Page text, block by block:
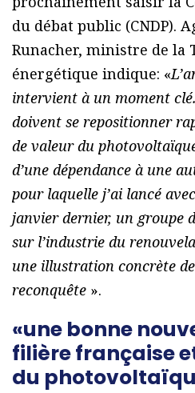
du débat public (CNDP).
Runacher, ministre de la
énergétique indique: «
intervient à un moment
doivent se repositionner
de valeur du
d’une dépendance à une
pour laquelle j’ai lancé
janvier dernier, un groupe
sur l’industrie du
une illustration concrète
reconquête ».
«une bonne
filière française
du